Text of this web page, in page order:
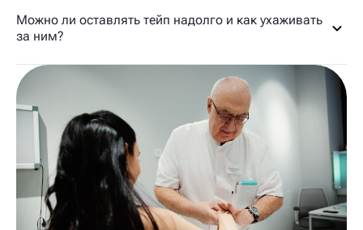
Можно ли оставлять тейп надолго и как ухаживать
за ним?